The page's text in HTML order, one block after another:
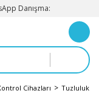
Danışma:
Cihazları Tuzluluk